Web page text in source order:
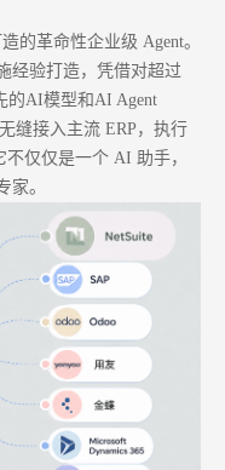
的革命性企业级 Agent。
经验打造，凭借对超过
的AI模型和AI Agent
缝接入主流 ERP，执行
仅仅是一个 AI 助手，
家。